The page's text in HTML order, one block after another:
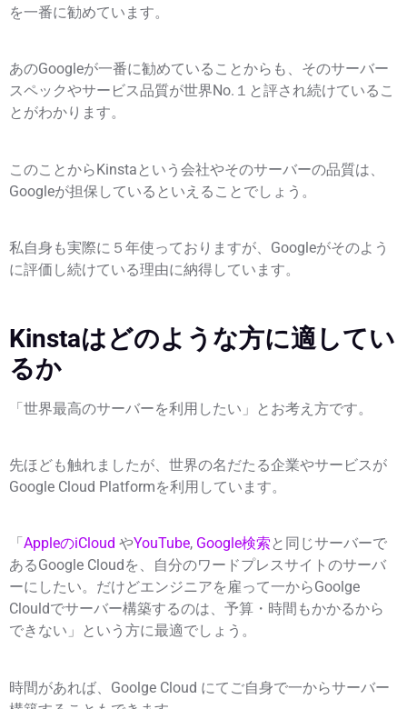
を一番に勧めています。
あのGoogleが一番に勧めていることからも、そのサーバー
スペックやサービス品質が世界No.１と評され続けているこ
とがわかります。
このことからKinstaという会社やそのサーバーの品質は、
Googleが担保しているといえることでしょう。
私自身も実際に５年使っておりますが、Googleがそのよう
に評価し続けている理由に納得しています。
Kinstaはどのような方に適してい
るか
「世界最高のサーバーを利用したい」とお考え方です。
先ほども触れましたが、世界の名だたる企業やサービスが
Google Cloud Platformを利用しています。
「 AppleのiCloud やYouTube, Google検索 と同じサーバーで
あるGoogle Cloudを、自分のワードプレスサイトのサーバ
ーにしたい。だけどエンジニアを雇って一からGoolge
Clouldでサーバー構築するのは、予算・時間もかかるから
できない」という方に最適でしょう。
時間があれば、Goolge Cloud にてご自身で一からサーバー